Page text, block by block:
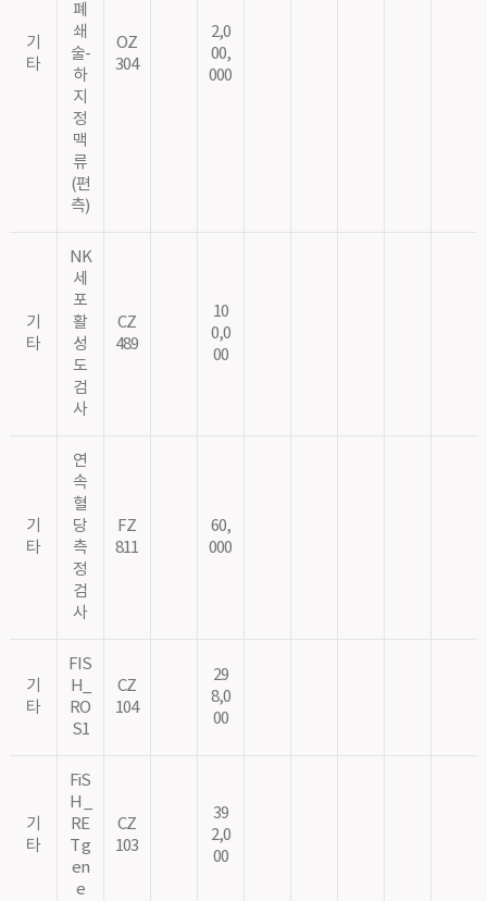
기
타
폐
쇄
술-
하
지
정
맥
류
(편
측)
OZ
304
2,0
00,
000
기
타
NK
세
포
활
성
도
검
사
CZ
489
10
0,0
00
기
타
연
속
혈
당
측
정
검
사
FZ
811
60,
000
기
타
FIS
H_
RO
S1
CZ
104
29
8,0
00
기
타
FiS
H _
RE
T g
en
e
CZ
103
39
2,0
00